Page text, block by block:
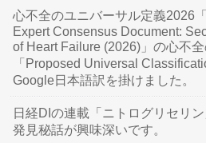
心不全のユニバーサル定義2026
Expert Consensus Document:
of Heart Failure (2026)」の心不
「Proposed Universal
Google日本語訳を掛けました。
日経DIの連載「ニトログリセリ
発見秘話が興味深いです。